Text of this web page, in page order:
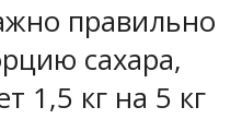
правильно
сахара,
1,5 кг на 5 кг